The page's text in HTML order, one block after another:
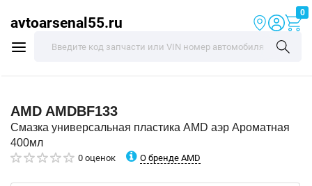
avtoarsenal55.ru
0
AMD AMDBF133
Смазка универсальная пластика AMD аэр Ароматная
400мл
0 оценок О бренде AMD